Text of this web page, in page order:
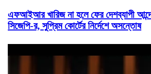
এফআইআর খারিজ না হলে ফের দেশব্যাপী
সিজেপি-র, সুপ্রিম কোর্টের নির্দেশে অসন্তোষ